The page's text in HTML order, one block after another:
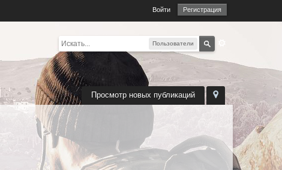
Войти Регистрация
Пользователи
Просмотр новых публикаций